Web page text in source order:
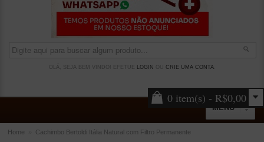
OLÁ, SEJA BEM VINDO! EFETUE LOGIN CRIE UMA CONTA.
0 item(s) - R$0,00
MENU
Home Cachimbo Bertoldi Itália Natural com Filtro Permanente